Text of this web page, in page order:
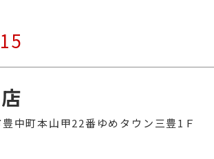
中町本山甲22番ゆめタウン三豊1Ｆ